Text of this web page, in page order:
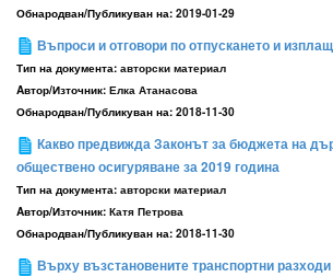
Обнародван/Публикуван на: 2019-01-29
Въпроси и отговори по отпускането и
Тип на документа: авторски материал
Aвтор/Източник: Елка Атанасова
Обнародван/Публикуван на: 2018-11-30
Какво предвижда Законът за бюджета на
обществено осигуряване за 2019 година
Тип на документа: авторски материал
Aвтор/Източник: Катя Петрова
Обнародван/Публикуван на: 2018-11-30
Върху възстановените транспортни разходи